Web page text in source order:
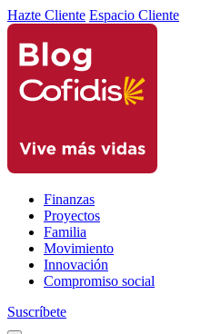
Hazte Cliente Espacio Cliente
Finanzas
Proyectos
Familia
Movimiento
Innovación
Compromiso social
Suscríbete